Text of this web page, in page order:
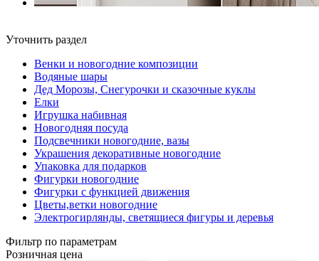
Уточнить раздел
Венки и новогодние композиции
Водяные шары
Дед Морозы, Снегурочки и сказочные куклы
Елки
Игрушка набивная
Новогодняя посуда
Подсвечники новогодние, вазы
Украшения декоративные новогодние
Упаковка для подарков
Фигурки новогодние
Фигурки с функцией движения
Цветы,ветки новогодние
Электрогирлянды, светящиеся фигуры и деревья
Фильтр по параметрам
Розничная цена